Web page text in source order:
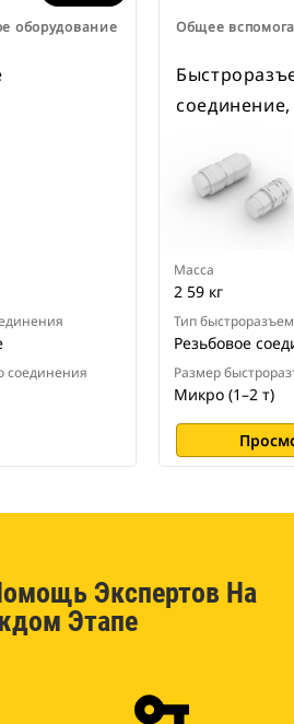
оборудование
соединения
Общее
Масса
2 59 кг
Тип
Резьбовое
Размер
Микро (1–2 т)
Экспертов На
Этапе